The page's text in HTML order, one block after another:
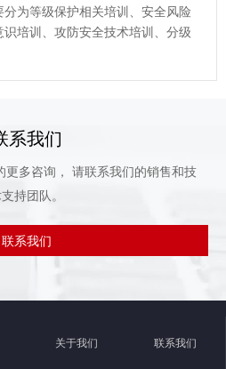
为等级保护相关培训、安全风险
培训、攻防安全技术培训、分级
系我们
更多咨询， 请联系我们的销售和技
持团队。
联系我们
关于我们 联系我们